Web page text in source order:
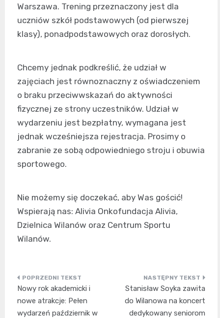
Warszawa. Trening przeznaczony jest dla
uczniów szkół podstawowych (od pierwszej
klasy), ponadpodstawowych oraz dorosłych.
Chcemy jednak podkreślić, że udział w
zajęciach jest równoznaczny z oświadczeniem
o braku przeciwwskazań do aktywności
fizycznej ze strony uczestników. Udział w
wydarzeniu jest bezpłatny, wymagana jest
jednak wcześniejsza rejestracja. Prosimy o
zabranie ze sobą odpowiedniego stroju i obuwia
sportowego.
Nie możemy się doczekać, aby Was gościć!
Wspierają nas: Alivia Onkofundacja Alivia,
Dzielnica Wilanów oraz Centrum Sportu
Wilanów.
Nawigacja
wpisu
Nowy rok akademicki i
nowe atrakcje: Pełen
wydarzeń październik w
Stanisław Soyka zawita
do Wilanowa na koncert
dedykowany seniorom